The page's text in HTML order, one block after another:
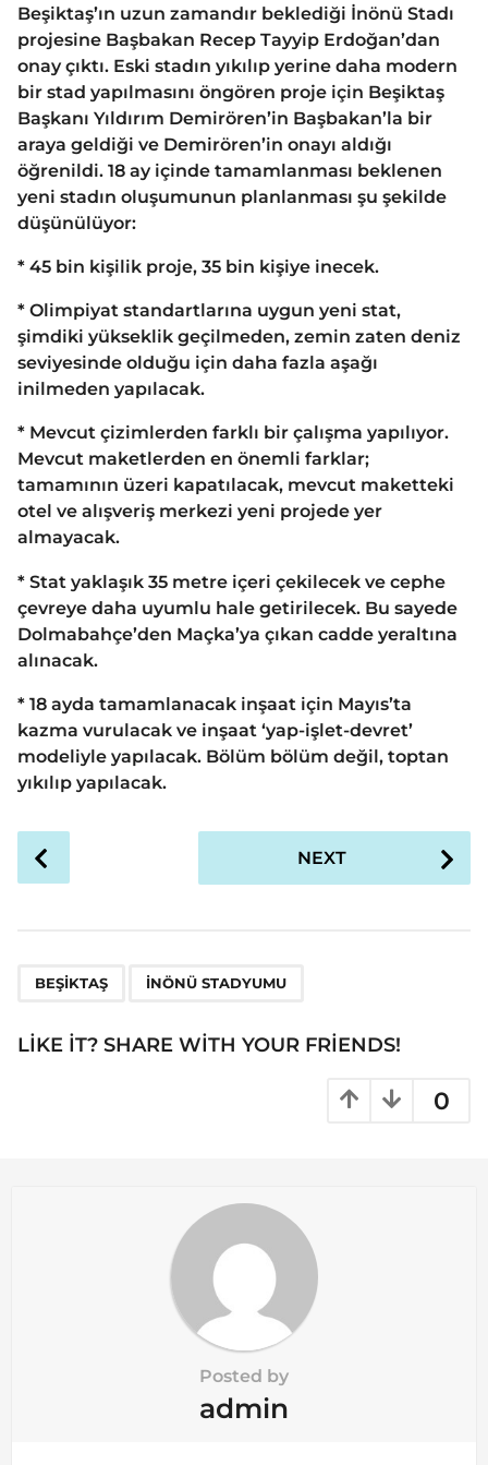
ı
l
a
g
o
g
o
Beşiktaş’ın uzun zamandır beklediği İnönü Stadı
projesine Başbakan Recep Tayyip Erdoğan’dan
onay çıktı. Eski stadın yıkılıp yerine daha modern
bir stad yapılmasını öngören proje için Beşiktaş
Başkanı Yıldırım Demirören’in Başbakan’la bir
araya geldiği ve Demirören’in onayı aldığı
öğrenildi. 18 ay içinde tamamlanması beklenen
yeni stadın oluşumunun planlanması şu şekilde
düşünülüyor:
* 45 bin kişilik proje, 35 bin kişiye inecek.
* Olimpiyat standartlarına uygun yeni stat,
şimdiki yükseklik geçilmeden, zemin zaten deniz
seviyesinde olduğu için daha fazla aşağı
inilmeden yapılacak.
* Mevcut çizimlerden farklı bir çalışma yapılıyor.
Mevcut maketlerden en önemli farklar;
tamamının üzeri kapatılacak, mevcut maketteki
otel ve alışveriş merkezi yeni projede yer
almayacak.
* Stat yaklaşık 35 metre içeri çekilecek ve cephe
çevreye daha uyumlu hale getirilecek. Bu sayede
Dolmabahçe’den Maçka’ya çıkan cadde yeraltına
alınacak.
* 18 ayda tamamlanacak inşaat için Mayıs’ta
kazma vurulacak ve inşaat ‘yap-işlet-devret’
modeliyle yapılacak. Bölüm bölüm değil, toptan
yıkılıp yapılacak.
o
i
NEXT
BEŞIKTAŞ İNÖNÜ STADYUMU
LIKE IT? SHARE WITH YOUR FRIENDS!
0
Posted by
admin